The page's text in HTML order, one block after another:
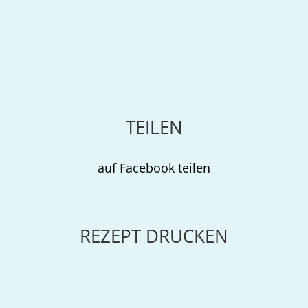
TEILEN
auf Facebook teilen
REZEPT DRUCKEN